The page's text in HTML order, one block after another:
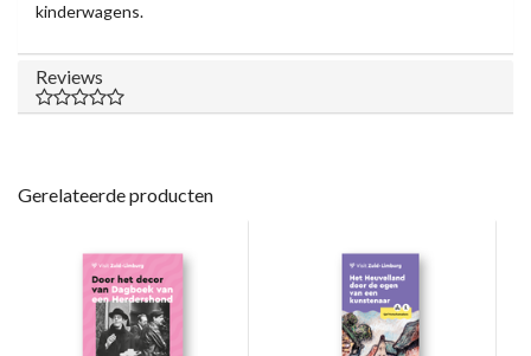
kinderwagens.
Reviews
Gerelateerde producten